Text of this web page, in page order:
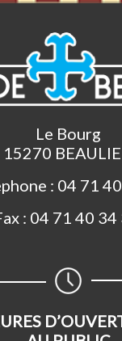
Le Bourg
15270
: 04 71
: 04 71 40 34